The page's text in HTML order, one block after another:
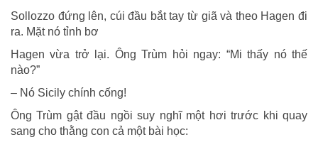
Sollozzo đứng lên, cúi đầu bắt tay từ giã và theo Hagen đi
ra. Mặt nó tỉnh bơ
Hagen vừa trở lại. Ông Trùm hỏi ngay: “Mi thấy nó thế
nào?”
– Nó Sicily chính cống!
Ông Trùm gật đầu ngồi suy nghĩ một hơi trước khi quay
sang cho thằng con cả một bài học: